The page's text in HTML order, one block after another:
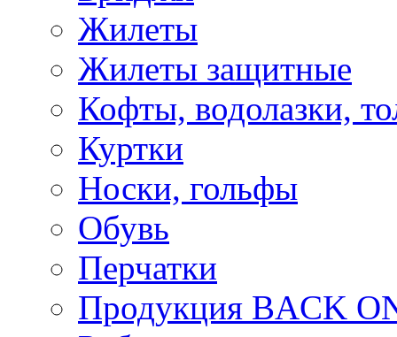
Жилеты
Жилеты защитные
Кофты, водолазки,
Куртки
Носки, гольфы
Обувь
Перчатки
Продукция BACK